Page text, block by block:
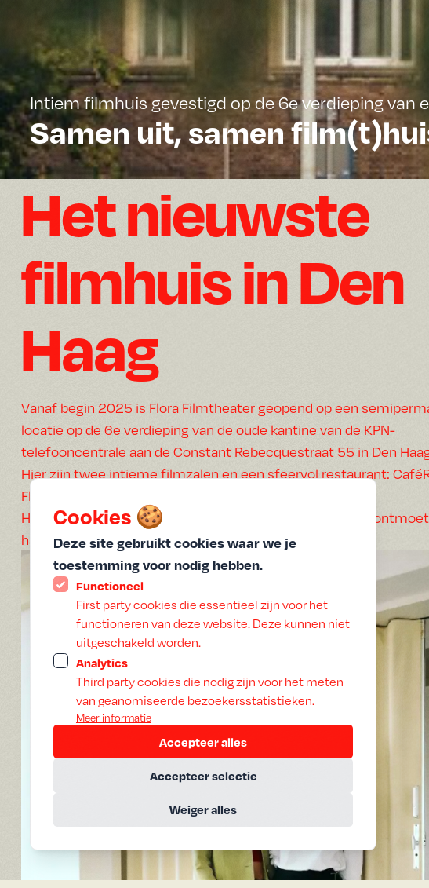
Cookies 🍪
Deze site gebruikt cookies waar we je
toestemming voor nodig hebben.
Functioneel
First party cookies die essentieel zijn voor het
functioneren van deze website. Deze kunnen niet
uitgeschakeld worden.
Analytics
Third party cookies die nodig zijn voor het meten
van geanomiseerde bezoekersstatistieken.
Meer informatie
Accepteer alles
Accepteer selectie
Weiger alles
Intiem filmhuis gevestigd op de 6e verdieping van
Samen uit, samen
Het nieuwste
filmhuis in Den
Haag
Vanaf begin 2025 is Flora Filmtheater geopend op een
locatie op de 6e verdieping van de oude kantine van de KPN-
telefooncentrale aan de Constant Rebecquestraat 55 in Den
Hier zijn twee intieme filmzalen en een sfeervol restaurant:
Flora.
Het is een plek waar de magie van film, goede horeca en
hand gaan, inclusief een waanzinnig uitzicht over de stad.